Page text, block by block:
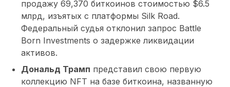
продажу 69,370 биткоинов стоимостью $6.5
млрд, изъятых с платформы Silk Road.
Федеральный судья отклонил запрос Battle
Born Investments о задержке ликвидации
активов.
Дональд Трамп представил свою первую
коллекцию NFT на базе биткоина, названную